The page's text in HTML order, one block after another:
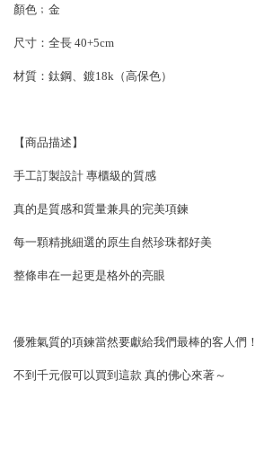
顏色﹔金
尺寸：全長 40+5cm
材質： 鈦鋼、鍍18k（高保色）
【商品描述】
手工訂製設計 專櫃級的質感
真的是質感和質量兼具的完美項鍊
每一顆精挑細選的原生自然珍珠都好美
整條串在一起更是格外的亮眼
優雅氣質的項鍊當然要獻給我們最棒的客人們！
不到千元假可以買到這款 真的佛心來著～